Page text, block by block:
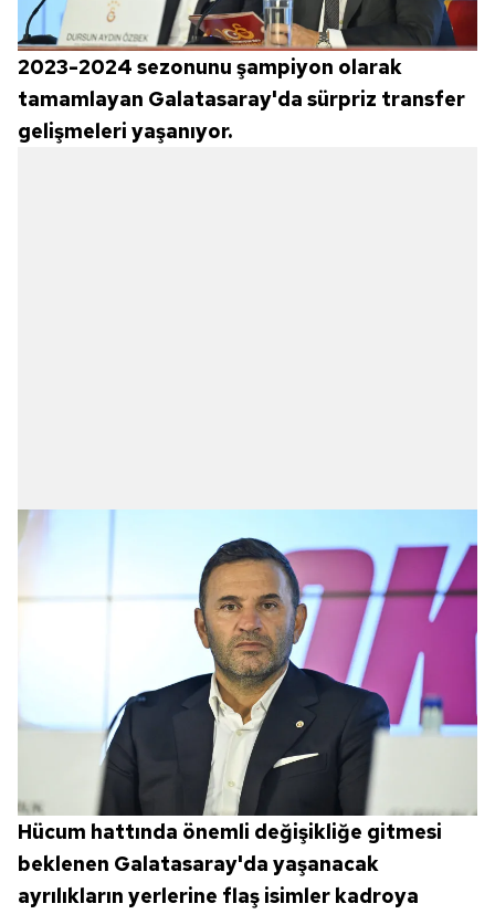
2023-2024 sezonunu şampiyon olarak
tamamlayan Galatasaray'da sürpriz transfer
gelişmeleri yaşanıyor.
Hücum hattında önemli değişikliğe gitmesi
beklenen Galatasaray'da yaşanacak
ayrılıkların yerlerine flaş isimler kadroya